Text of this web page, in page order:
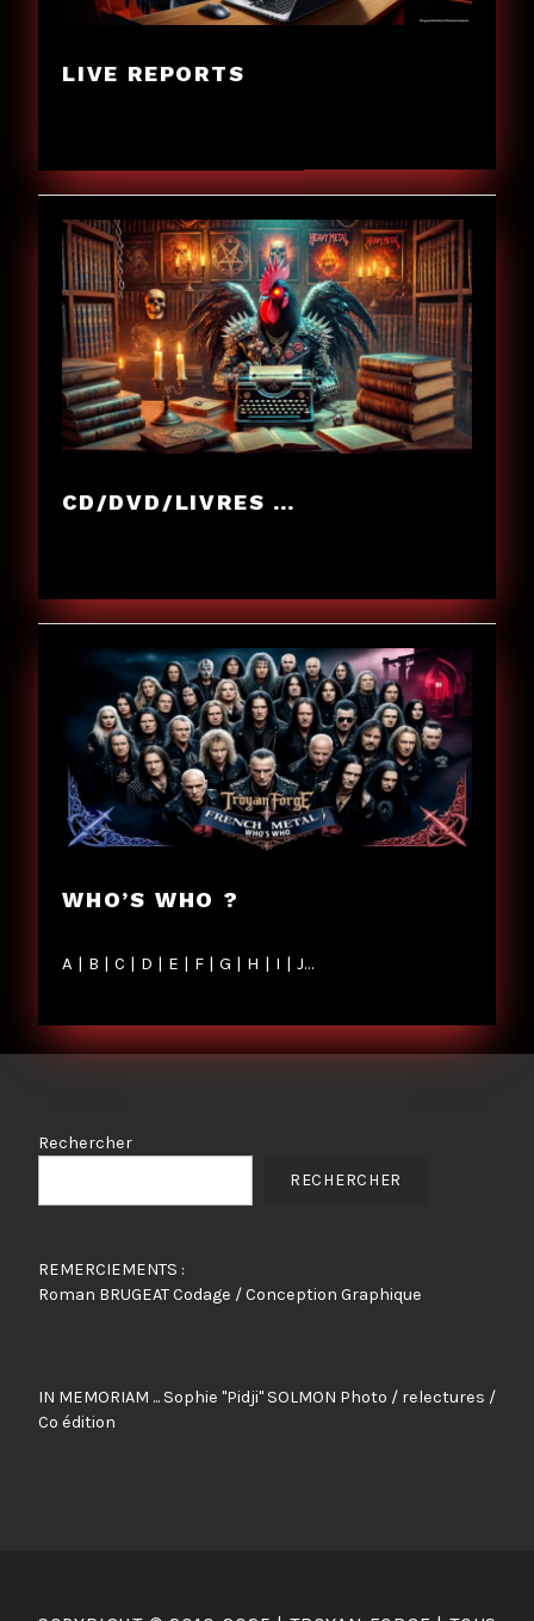
LIVE REPORTS
CD/DVD/LIVRES …
WHO’S WHO ?
A | B | C | D | E | F | G | H | I | J…
Rechercher
RECHERCHER
REMERCIEMENTS :
Roman BRUGEAT Codage / Conception Graphique
IN MEMORIAM ... Sophie "Pidji" SOLMON Photo / relectures /
Co édition